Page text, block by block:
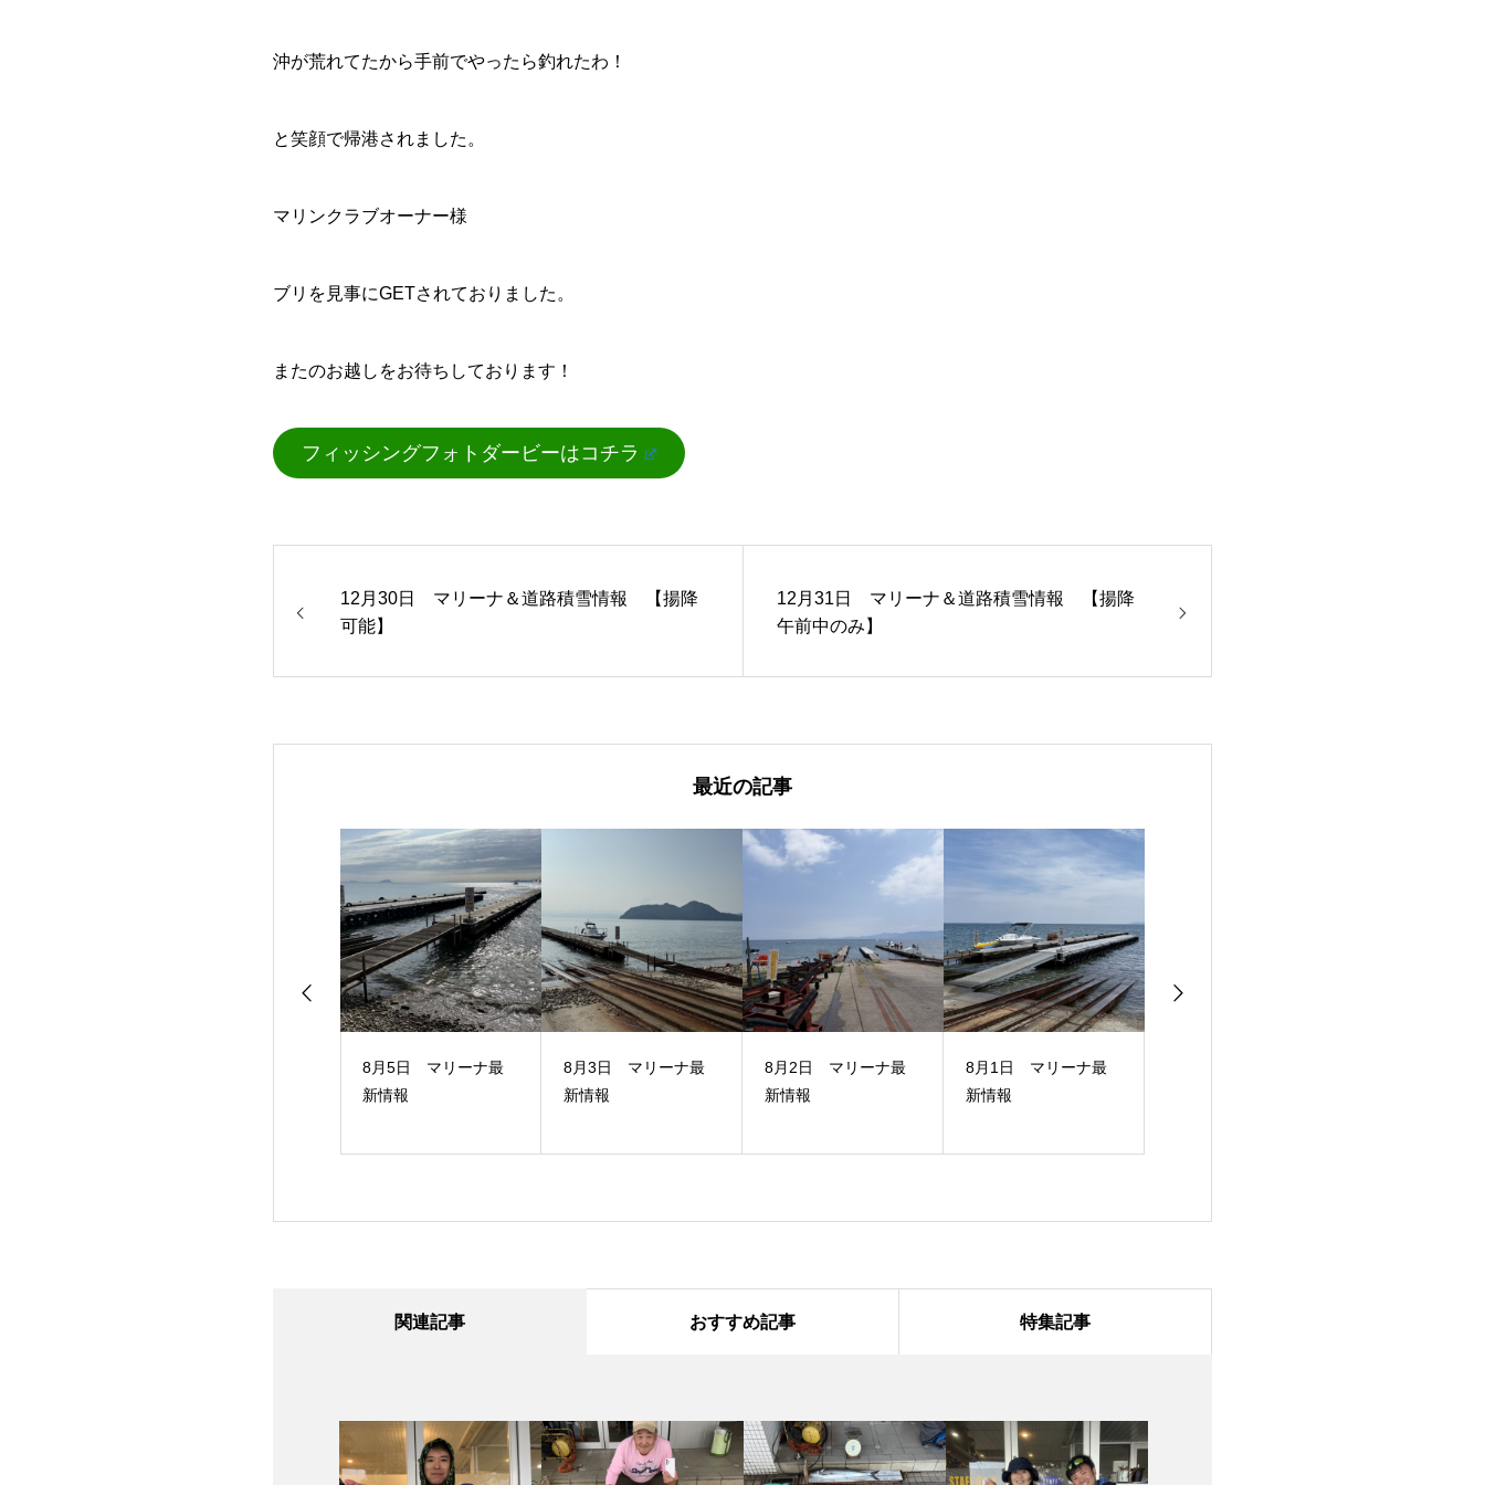
沖が荒れてたから手前でやったら釣れたわ！
と笑顔で帰港されました。
マリンクラブオーナー様
ブリを見事にGETされておりました。
またのお越しをお待ちしております！
フィッシングフォトダービーはコチラ
12月30日 マリーナ＆道路積雪情報 【揚降
可能】
12月31日 マリーナ＆道路積雪情報 【揚降
午前中のみ】
最近の記事
8月5日 マリーナ最
新情報
8月3日 マリーナ最
新情報
8月2日 マリーナ最
新情報
8月1日 マリーナ最
新情報
関連記事 おすすめ記事 特集記事